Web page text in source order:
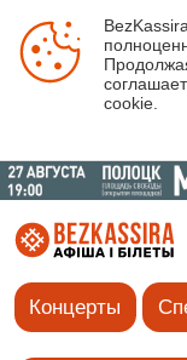
cookie.
Концерты